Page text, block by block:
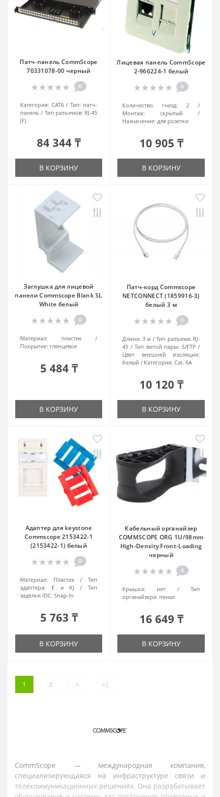
Патч-панель CommScope
70331078-00 черный
0
Категория: CAT6 Тип: патч-
панель
Тип разъемов: RJ-45
(F)
84 344 ₸
В КОРЗИНУ
Лицевая панель CommScope
2-966224-1 белый
0
Количество гнезд:
2
Монтаж:
скрытый
Назначение: для розетки
10 905 ₸
В КОРЗИНУ
Заглушка для лицевой
панели Commscope Blank SL
White белый
0
Материал:
пластик
Покрытие: глянцевое
5 484 ₸
В КОРЗИНУ
Патч-корд Commscope
NETCONNECT (1859916-3)
белый 3 м
0
Длина: 3 м Тип разъема: RJ-
45
Тип витой пары: S/FTP
Цвет внешней изоляции:
белый
Категория: Cat. 6A
10 120 ₸
В КОРЗИНУ
Адаптер для keystone
Commscope 2153422-1
(2153422-1) белый
0
Материал: Пластик
Тип
адаптера:
E и KJ
Тип
заделки IDC: Snap-In
5 763 ₸
В КОРЗИНУ
Кабельный органайзер
COMMSCOPE ORG 1U/98mm
High-Density Front-Loading
черный
0
Крышка: нет
Тип
органайзера: пенал
16 649 ₸
В КОРЗИНУ
1 2 > >|
CommScope — международная компания,
специализирующаяся на инфраструктуре связи и
телекоммуникационных решениях. Она разрабатывает